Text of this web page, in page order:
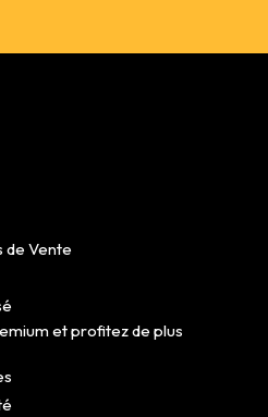
de Vente
et profitez de plus